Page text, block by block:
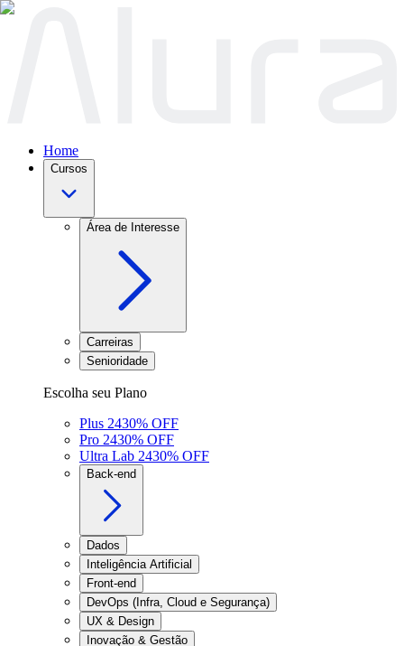
Home
Cursos
Área de Interesse
Carreiras
Senioridade
Escolha seu Plano
Plus 2430% OFF
Pro 2430% OFF
Ultra Lab 2430% OFF
Back-end
Dados
Inteligência Artificial
Front-end
DevOps (Infra, Cloud e Segurança)
UX & Design
Inovação & Gestão